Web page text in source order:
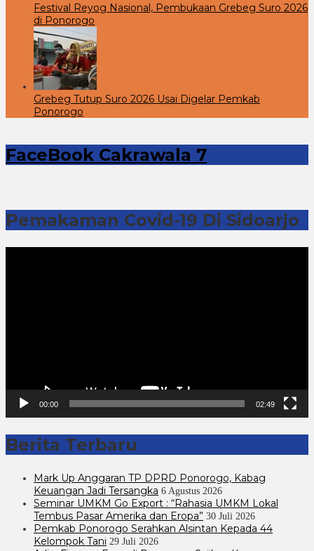
Festival Reyog Nasional, Pembukaan Grebeg Suro 2026
di Ponorogo
Grebeg Tutup Suro 2026 Usai Digelar Pemkab
Ponorogo
FaceBook Cakrawala 7
Pemakaman Covid-19 Di Sidoarjo
00:00 02:49
Berita Terbaru
Mark Up Anggaran TP DPRD Ponorogo, Kabag
Keuangan Jadi Tersangka 6 Agustus 2026
Seminar UMKM Go Export : “Rahasia UMKM Lokal
Tembus Pasar Amerika dan Eropa” 30 Juli 2026
Pemkab Ponorogo Serahkan Alsintan Kepada 44
Kelompok Tani 29 Juli 2026